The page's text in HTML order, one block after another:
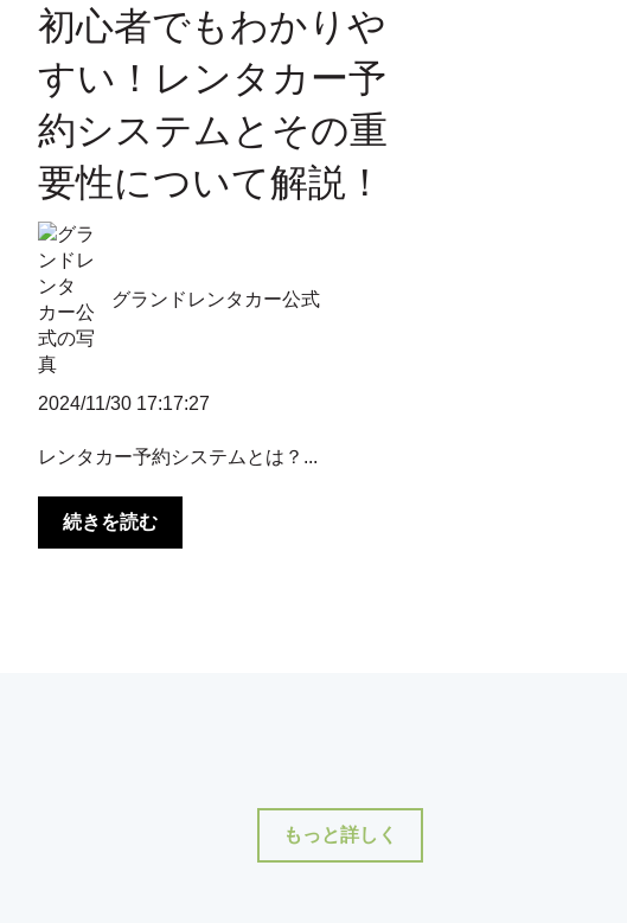
初心者でもわかりや
すい！レンタカー予
約システムとその重
要性について解説！
グランドレンタカー公式
2024/11/30 17:17:27
レンタカー予約システムとは？...
続きを読む
もっと詳しく